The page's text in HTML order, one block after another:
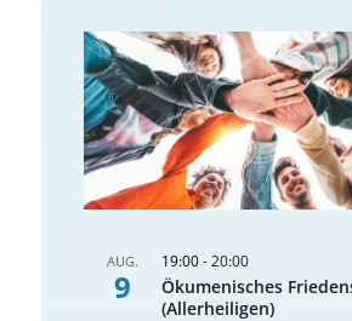
AUG.
9
19:00-20:00
Ökumenisches
(Allerheiligen)